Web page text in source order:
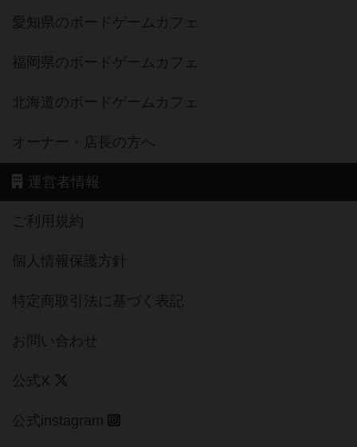
愛知県のボードゲームカフェ
福岡県のボードゲームカフェ
北海道のボードゲームカフェ
オーナー・店長の方へ
運営者情報
ご利用規約
個人情報保護方針
特定商取引法に基づく表記
お問い合わせ
公式X
公式instagram